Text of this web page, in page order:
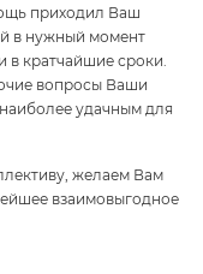
приходил Ваш
в нужный момент
в кратчайшие сроки.
вопросы Ваши
удачным для
желаем Вам
взаимовыгодное